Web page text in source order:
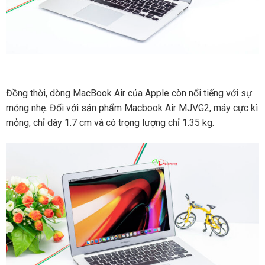
Đồng thời, dòng MacBook Air của Apple còn nổi tiếng với sự
mỏng nhẹ. Đối với sản phẩm Macbook Air MJVG2, máy cực kì
mỏng, chỉ dày 1.7 cm và có trọng lượng chỉ 1.35 kg.